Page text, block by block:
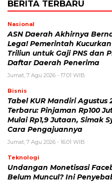
BERITA TERBARU
Nasional
ASN Daerah Akhirnya
Lega! Pemerintah Kucurkan
Triliun untuk Gaji PNS dan
Daftar Daerah Penerima
Jumat, 7 Agu 2026 - 17:01 WIB
Bisnis
Tabel KUR Mandiri Agustus
Terbaru: Pinjaman Rp100
Mulai Rp1,9 Jutaan, Simak
Cara Pengajuannya
Jumat, 7 Agu 2026 - 16:01 WIB
Teknologi
Undangan Monetisasi
Belum Muncul? Ini